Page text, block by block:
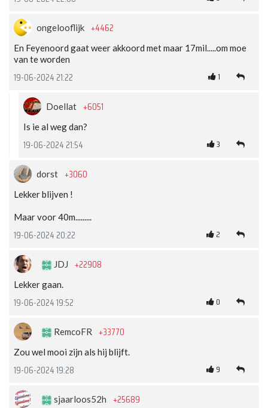
ongelooflijk +4462
En Feyenoord gaat weer akkoord met maar 17mil.....om moe
van te worden
19-06-2024 21:22 1
Doellat +6051
Is ie al weg dan?
19-06-2024 21:54 3
dorst +3060
Lekker blijven !
Maar voor 40m.........
19-06-2024 20:22 2
JDJ +22908
Lekker gaan.
19-06-2024 19:52 0
RemcoFR +33770
Zou wel mooi zijn als hij blijft.
19-06-2024 19:28 9
sjaarloos52h +25689